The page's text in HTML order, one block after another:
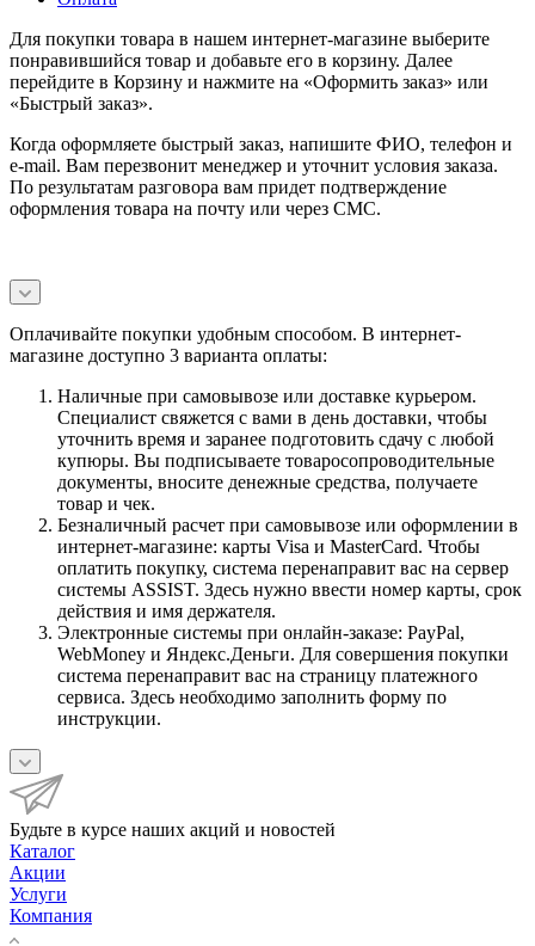
Для покупки товара в нашем интернет-магазине выберите
понравившийся товар и добавьте его в корзину. Далее
перейдите в Корзину и нажмите на «Оформить заказ» или
«Быстрый заказ».
Когда оформляете быстрый заказ, напишите ФИО, телефон и
e-mail. Вам перезвонит менеджер и уточнит условия заказа.
По результатам разговора вам придет подтверждение
оформления товара на почту или через СМС.
Оплачивайте покупки удобным способом. В интернет-
магазине доступно 3 варианта оплаты:
Наличные при самовывозе или доставке курьером.
Специалист свяжется с вами в день доставки, чтобы
уточнить время и заранее подготовить сдачу с любой
купюры. Вы подписываете товаросопроводительные
документы, вносите денежные средства, получаете
товар и чек.
Безналичный расчет при самовывозе или оформлении в
интернет-магазине: карты Visa и MasterCard. Чтобы
оплатить покупку, система перенаправит вас на сервер
системы ASSIST. Здесь нужно ввести номер карты, срок
действия и имя держателя.
Электронные системы при онлайн-заказе: PayPal,
WebMoney и Яндекс.Деньги. Для совершения покупки
система перенаправит вас на страницу платежного
сервиса. Здесь необходимо заполнить форму по
инструкции.
Будьте в курсе наших акций и новостей
Каталог
Акции
Услуги
Компания